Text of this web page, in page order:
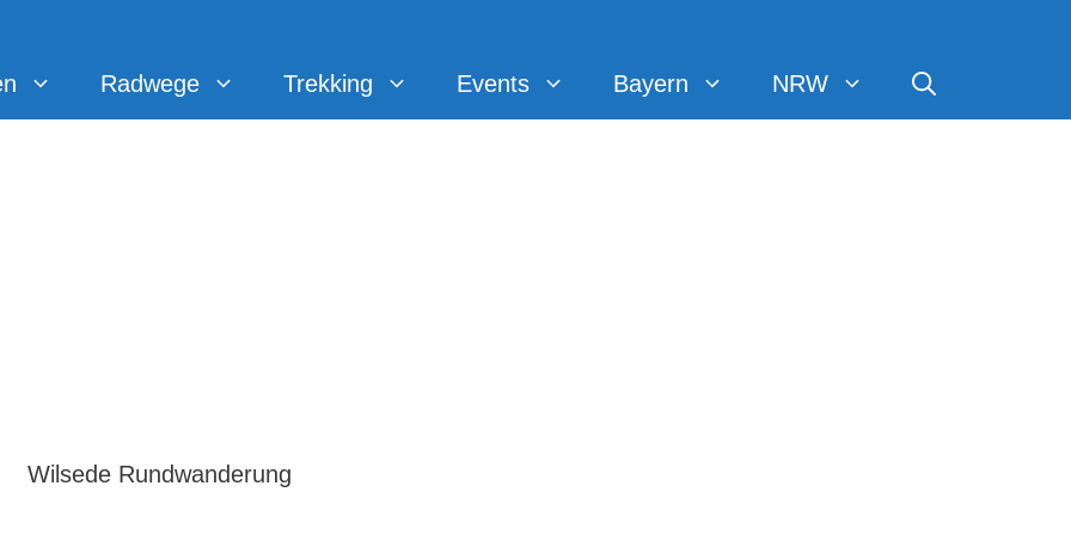
Radwege Trekking Events Bayern NRW
Wilsede Rundwanderung